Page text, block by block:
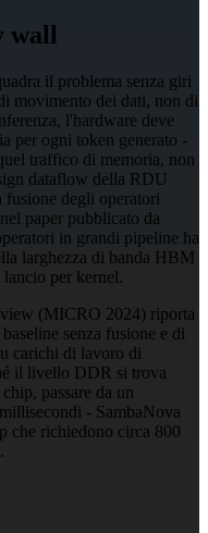
wall
il problema senza giri
movimento dei dati, non di
l'hardware deve
per ogni token generato -
traffico di memoria, non
dataflow della RDU
fusione degli operatori
paper pubblicato da
in grandi pipeline ha
larghezza di banda HBM
per kernel.
(MICRO 2024) riporta
senza fusione e di
carichi di lavoro di
il livello DDR si trova
passare da un
- SambaNova
che richiedono circa 800